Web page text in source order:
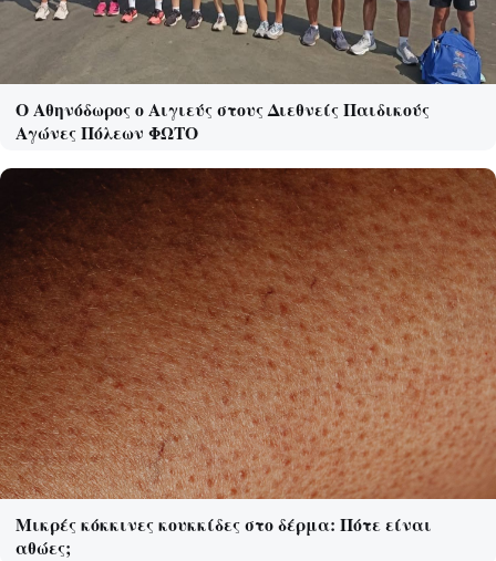
Ο Αθηνόδωρος ο Αιγιεύς στους Διεθνείς Παιδικούς
Αγώνες Πόλεων ΦΩΤΟ
Μικρές κόκκινες κουκκίδες στο δέρμα: Πότε είναι
αθώες;